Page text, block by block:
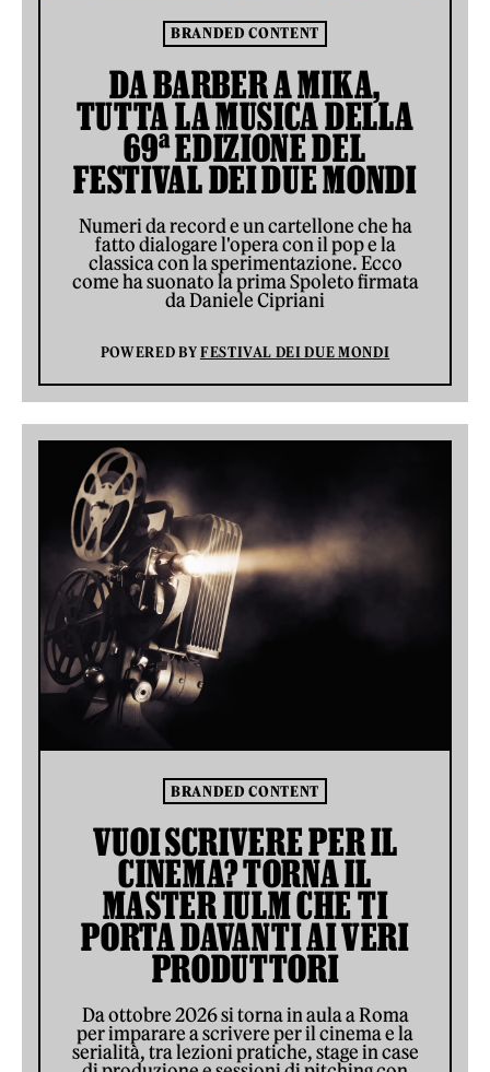
BRANDED CONTENT
DA BARBER A MIKA,
TUTTA LA MUSICA DELLA
69ª EDIZIONE DEL
FESTIVAL DEI DUE MONDI
Numeri da record e un cartellone che ha
fatto dialogare l'opera con il pop e la
classica con la sperimentazione. Ecco
come ha suonato la prima Spoleto firmata
da Daniele Cipriani
POWERED BYFESTIVAL DEI DUE MONDI
BRANDED CONTENT
VUOI SCRIVERE PER IL
CINEMA? TORNA IL
MASTER IULM CHE TI
PORTA DAVANTI AI VERI
PRODUTTORI
Da ottobre 2026 si torna in aula a Roma
per imparare a scrivere per il cinema e la
serialità, tra lezioni pratiche, stage in case